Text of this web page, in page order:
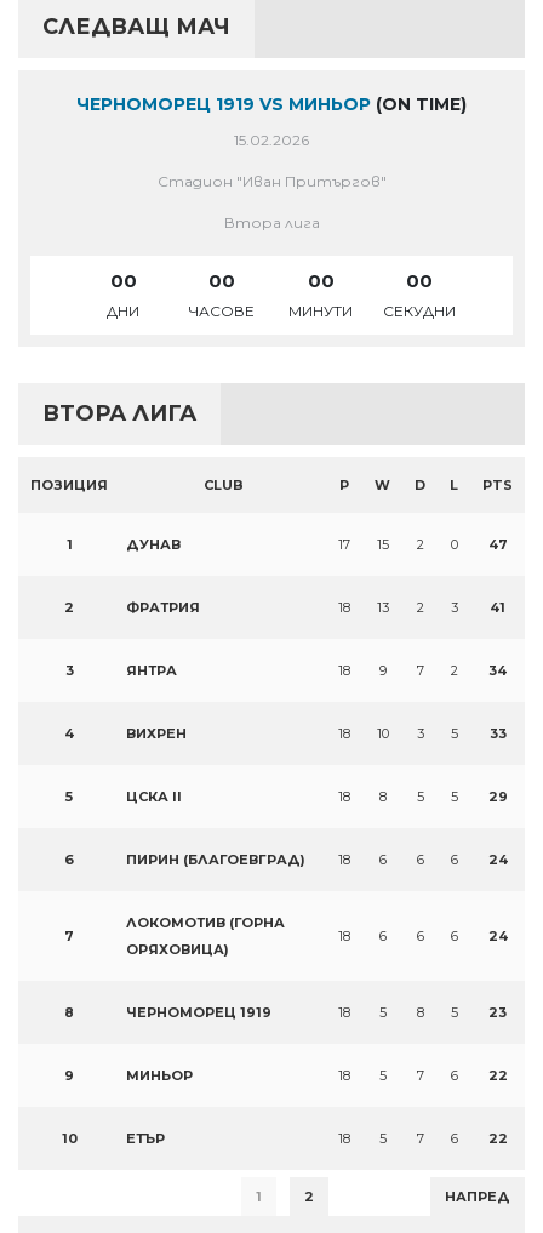
СЛЕДВАЩ МАЧ
ЧЕРНОМОРЕЦ 1919 VS МИНЬОР (ON TIME)
15.02.2026
Стадион "Иван Притъргов"
Втора лига
00
ДНИ
00
ЧАСОВЕ
00
МИНУТИ
00
СЕКУДНИ
ВТОРА ЛИГА
ПОЗИЦИЯ CLUB P W D L PTS
1 ДУНАВ 17 15 2 0 47
2 ФРАТРИЯ 18 13 2 3 41
3 ЯНТРА 18 9 7 2 34
4 ВИХРЕН 18 10 3 5 33
5 ЦСКА II 18 8 5 5 29
6 ПИРИН (БЛАГОЕВГРАД) 18 6 6 6 24
7
ЛОКОМОТИВ (ГОРНА
ОРЯХОВИЦА)
18 6 6 6 24
8 ЧЕРНОМОРЕЦ 1919 18 5 8 5 23
9 МИНЬОР 18 5 7 6 22
10 ЕТЪР 18 5 7 6 22
1 2 НАПРЕД